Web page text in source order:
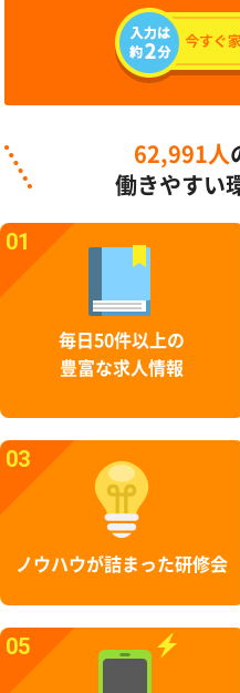
62,991人
働きやすい
01
毎日50件以上の
豊富な求人情報
03
ノウハウが詰まった研修会
05